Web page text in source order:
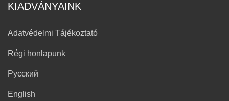
KIADVÁNYAINK
Adatvédelmi Tájékoztató
Régi honlapunk
Русский
English